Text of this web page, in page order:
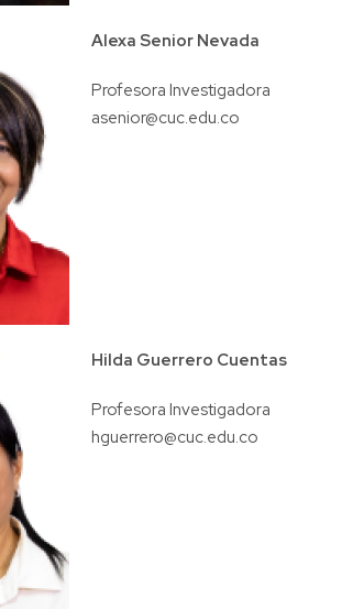
Alexa Senior Nevada
Profesora Investigadora
asenior@cuc.edu.co
Hilda Guerrero Cuentas
Profesora Investigadora
hguerrero@cuc.edu.co